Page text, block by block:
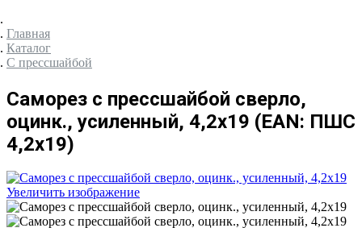
Главная
Каталог
C прессшайбой
Саморез с прессшайбой сверло,
оцинк., усиленный, 4,2х19 (EAN: ПШС
4,2х19)
Увеличить изображение